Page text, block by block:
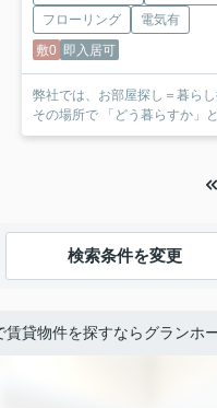
フローリング
電気有
敷0 即入居可
弊社では、お部屋探し＝暮ら
その場所で 「どう暮らすか」
検索条件を変更
賃貸物件を探すならグランホ